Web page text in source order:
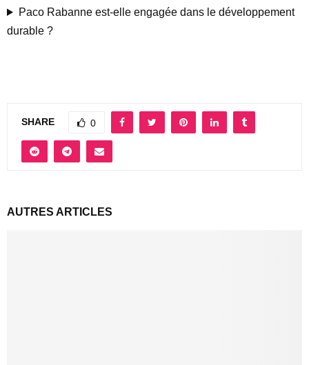
Paco Rabanne est-elle engagée dans le développement
durable ?
SHARE 0
AUTRES ARTICLES